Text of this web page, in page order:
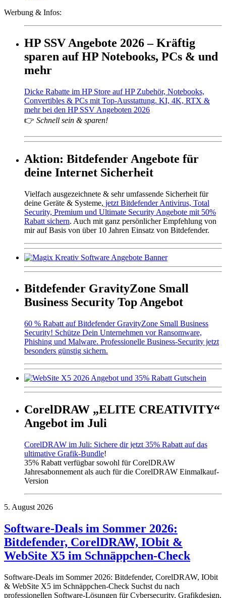
Werbung & Infos:
HP SSV Angebote 2026 – Kräftig
sparen auf HP Notebooks, PCs & und
mehr
Dicke Rabatte im HP Store auf HP Zubehör, Notebooks,
Convertibles & PCs mit Top-Ausstattung. KI, 4K, RTX &
mehr bei den HP SSV Angeboten 2026
👉 Schnell sein & sparen!
Aktion: Bitdefender Angebote für
deine Internet Sicherheit
Vielfach ausgezeichnete & sehr umfassende Sicherheit für
deine Geräte & Systeme, jetzt Bitdefender Antivirus, Total
Security, Premium und Ultimate Security Angebote mit 50%
Rabatt sichern. Auch mit ganz persönlicher Empfehlung von
mir auf Basis von über 10 Jahren Einsatz von Bitdefender.
Bitdefender GravityZone Small
Business Security Top Angebot
60 % Rabatt auf Bitdefender GravityZone Small Business
Security! Schütze Dein Unternehmen vor Ransomware,
Phishing und Malware. Professionelle Business-Security jetzt
besonders günstig sichern.
CorelDRAW „ELITE CREATIVITY“
Angebot im Juli
CorelDRAW im Juli: Sichere dir jetzt 35% Rabatt auf das
ultimative Grafik-Bundle!
35% Rabatt verfügbar sowohl für CorelDRAW
Jahresabonnement als auch für die CorelDRAW Einmalkauf-
Version
5. August 2026
Software-Deals im Sommer 2026:
Bitdefender, CorelDRAW, IObit &
WebSite X5 im Schnäppchen-Check
Software-Deals im Sommer 2026: Bitdefender, CorelDRAW, IObit
& WebSite X5 im Schnäppchen-Check Suchst du nach
professionellen Software-Lösungen für Cybersecurity, Grafikdesign,